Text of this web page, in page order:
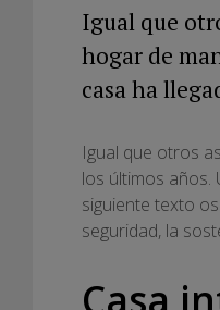
Igual que
hogar de
casa ha
Igual que otros
los últimos años.
siguiente texto
seguridad, la
Casa